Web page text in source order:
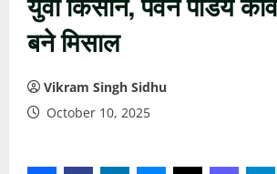
बने मिसाल
Vikram Singh Sidhu
October 10, 2025